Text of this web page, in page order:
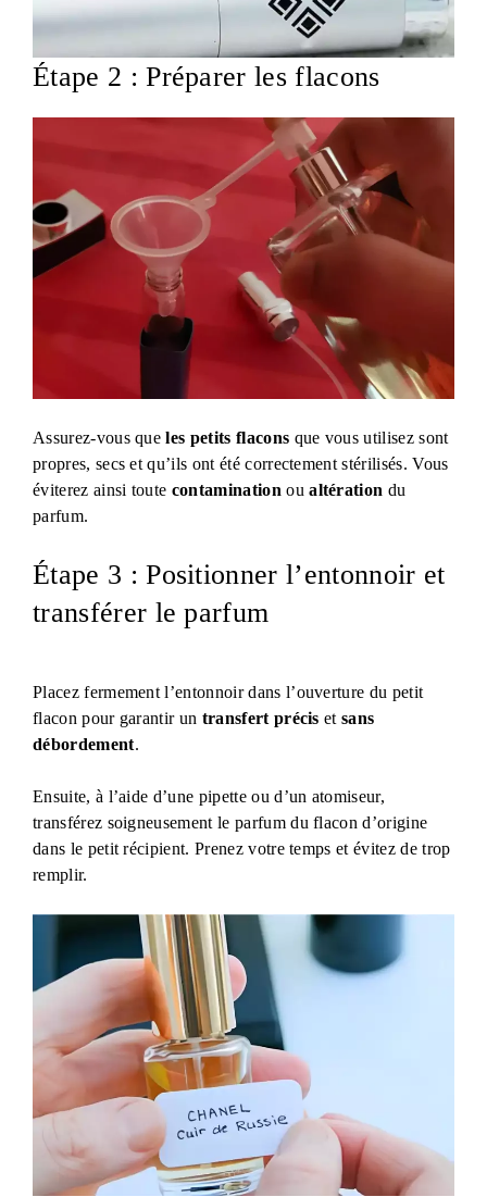
Étape 2 : Préparer les flacons
Assurez-vous queles petits flacons que vous utilisez sont
propres, secs et qu’ils ont été correctement stérilisés. Vous
éviterez ainsi toute contamination oualtération du
parfum.
Étape 3 : Positionner l’entonnoir et
transférer le parfum
Placez fermement l’entonnoir dans l’ouverture du petit
flacon pour garantir un transfert précis etsans
débordement.
Ensuite, à l’aide d’une pipette ou d’un atomiseur,
transférez soigneusement le parfum du flacon d’origine
dans le petit récipient. Prenez votre temps et évitez de trop
remplir.